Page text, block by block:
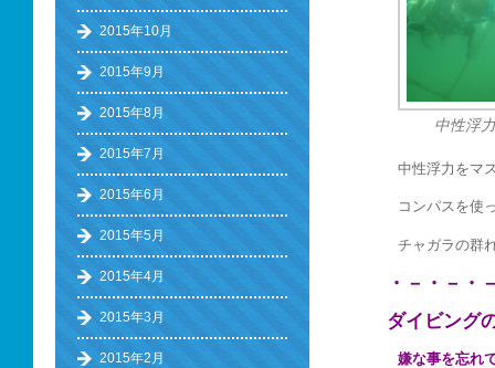
中性浮力
中性浮力をマ
コンパスを使
チャガラの群
・－・－・
ダイビング
嫌な事を忘れ
2015年10月
2015年9月
2015年8月
2015年7月
2015年6月
2015年5月
2015年4月
2015年3月
2015年2月